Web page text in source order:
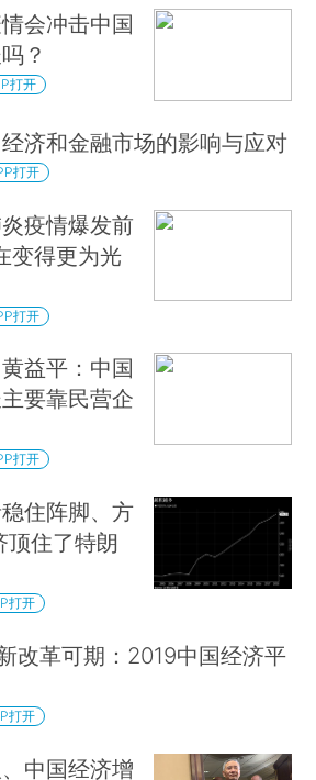
会冲击中国
？
打开
济和金融市场的影响与应对
打开
炎疫情爆发前
变得更为光
打开
黄益平：中国
要靠民营企
打开
稳住阵脚、方
顶住了特朗
打开
改革可期：2019中国经济平
打开
中国经济增